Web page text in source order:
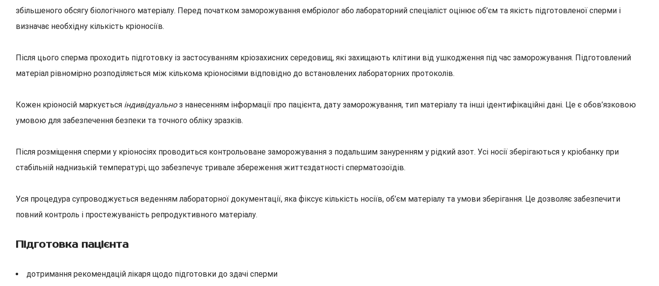
збільшеного обсягу біологічного матеріалу. Перед початком заморожування ембріолог або лабораторний спеціаліст оцінює об’єм та якість підготовленої сперми і
визначає необхідну кількість кріоносіїв.
Після цього сперма проходить підготовку із застосуванням кріозахисних середовищ, які захищають клітини від ушкодження під час заморожування. Підготовлений
матеріал рівномірно розподіляється між кількома кріоносіями відповідно до встановлених лабораторних протоколів.
Кожен кріоносій маркується індивідуальноз нанесенням інформації про пацієнта, дату заморожування, тип матеріалу та інші ідентифікаційні дані. Це є обов’язковою
умовою для забезпечення безпеки та точного обліку зразків.
Після розміщення сперми у кріоносіях проводиться контрольоване заморожування з подальшим зануренням у рідкий азот. Усі носії зберігаються у кріобанку при
стабільній наднизькій температурі, що забезпечує тривале збереження життєздатності сперматозоїдів.
Уся процедура супроводжується веденням лабораторної документації, яка фіксує кількість носіїв, об’єм матеріалу та умови зберігання. Це дозволяє забезпечити
повний контроль і простежуваність репродуктивного матеріалу.
Підготовка пацієнта
дотримання рекомендацій лікаря щодо підготовки до здачі сперми